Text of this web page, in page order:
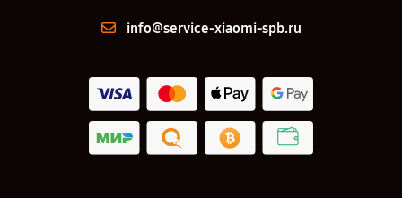
info@service-xiaomi-spb.ru